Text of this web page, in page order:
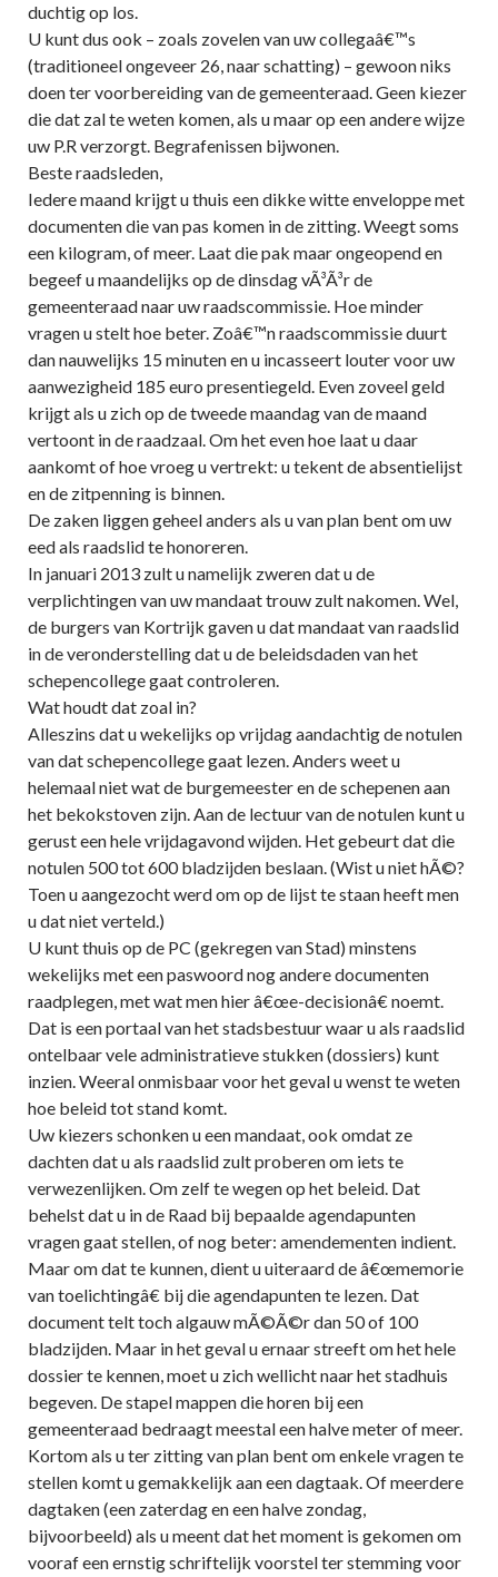
duchtig op los.
U kunt dus ook – zoals zovelen van uw collegaâ€™s
(traditioneel ongeveer 26, naar schatting) – gewoon niks
doen ter voorbereiding van de gemeenteraad. Geen kiezer
die dat zal te weten komen, als u maar op een andere wijze
uw P.R verzorgt. Begrafenissen bijwonen.
Beste raadsleden,
Iedere maand krijgt u thuis een dikke witte enveloppe met
documenten die van pas komen in de zitting. Weegt soms
een kilogram, of meer. Laat die pak maar ongeopend en
begeef u maandelijks op de dinsdag vÃ³Ã³r de
gemeenteraad naar uw raadscommissie. Hoe minder
vragen u stelt hoe beter. Zoâ€™n raadscommissie duurt
dan nauwelijks 15 minuten en u incasseert louter voor uw
aanwezigheid 185 euro presentiegeld. Even zoveel geld
krijgt als u zich op de tweede maandag van de maand
vertoont in de raadzaal. Om het even hoe laat u daar
aankomt of hoe vroeg u vertrekt: u tekent de absentielijst
en de zitpenning is binnen.
De zaken liggen geheel anders als u van plan bent om uw
eed als raadslid te honoreren.
In januari 2013 zult u namelijk zweren dat u de
verplichtingen van uw mandaat trouw zult nakomen. Wel,
de burgers van Kortrijk gaven u dat mandaat van raadslid
in de veronderstelling dat u de beleidsdaden van het
schepencollege gaat controleren.
Wat houdt dat zoal in?
Alleszins dat u wekelijks op vrijdag aandachtig de notulen
van dat schepencollege gaat lezen. Anders weet u
helemaal niet wat de burgemeester en de schepenen aan
het bekokstoven zijn. Aan de lectuur van de notulen kunt u
gerust een hele vrijdagavond wijden. Het gebeurt dat die
notulen 500 tot 600 bladzijden beslaan. (Wist u niet hÃ©?
Toen u aangezocht werd om op de lijst te staan heeft men
u dat niet verteld.)
U kunt thuis op de PC (gekregen van Stad) minstens
wekelijks met een paswoord nog andere documenten
raadplegen, met wat men hier â€œe-decisionâ€ noemt.
Dat is een portaal van het stadsbestuur waar u als raadslid
ontelbaar vele administratieve stukken (dossiers) kunt
inzien. Weeral onmisbaar voor het geval u wenst te weten
hoe beleid tot stand komt.
Uw kiezers schonken u een mandaat, ook omdat ze
dachten dat u als raadslid zult proberen om iets te
verwezenlijken. Om zelf te wegen op het beleid. Dat
behelst dat u in de Raad bij bepaalde agendapunten
vragen gaat stellen, of nog beter: amendementen indient.
Maar om dat te kunnen, dient u uiteraard de â€œmemorie
van toelichtingâ€ bij die agendapunten te lezen. Dat
document telt toch algauw mÃ©Ã©r dan 50 of 100
bladzijden. Maar in het geval u ernaar streeft om het hele
dossier te kennen, moet u zich wellicht naar het stadhuis
begeven. De stapel mappen die horen bij een
gemeenteraad bedraagt meestal een halve meter of meer.
Kortom als u ter zitting van plan bent om enkele vragen te
stellen komt u gemakkelijk aan een dagtaak. Of meerdere
dagtaken (een zaterdag en een halve zondag,
bijvoorbeeld) als u meent dat het moment is gekomen om
vooraf een ernstig schriftelijk voorstel ter stemming voor